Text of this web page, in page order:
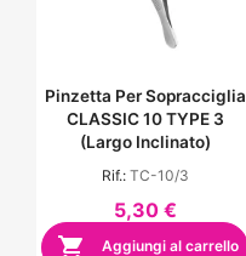
Pinzetta Per Sopracciglia
CLASSIC 10 TYPE 3
(largo Inclinato)
Rif.: TC-10/3
5,30 €
 Aggiungi al carrello